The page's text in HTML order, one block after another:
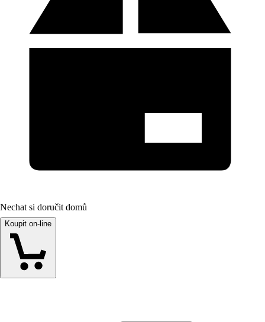
Nechat si doručit domů
Koupit on-line